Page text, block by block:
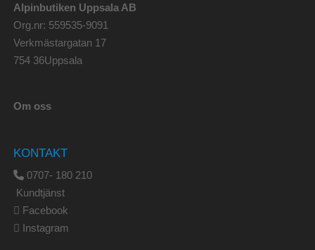
Alpinbutiken Uppsala AB
Org.nr: 559535-9091
Verkmästargatan 17
754 36Uppsala
Om oss
KONTAKT
0707- 180 210
Kundtjänst
Facebook
Instagram